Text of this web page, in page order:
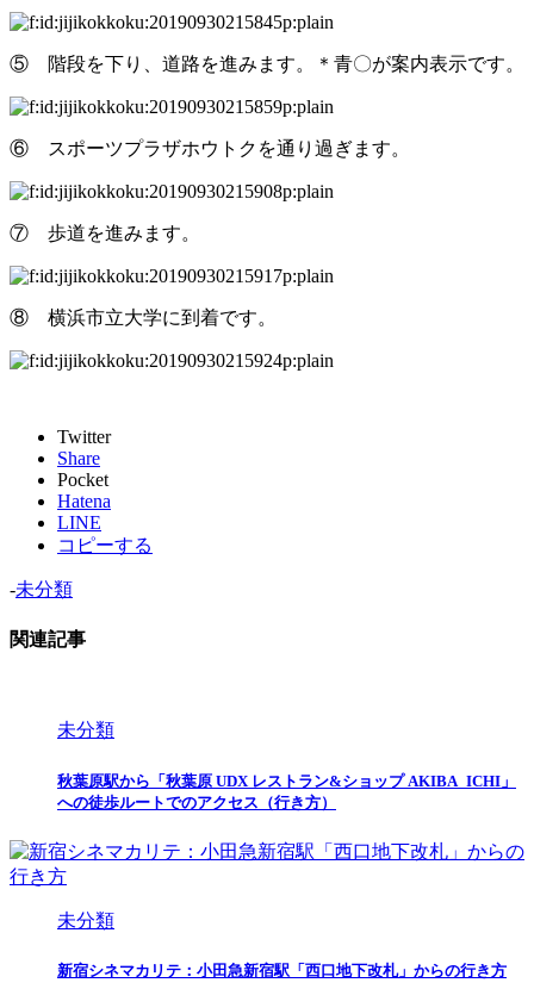
⑤ 階段を下り、道路を進みます。＊青〇が案内表示です。
⑥ スポーツプラザホウトクを通り過ぎます。
⑦ 歩道を進みます。
⑧ 横浜市立大学に到着です。
Twitter
Share
Pocket
Hatena
LINE
コピーする
-未分類
関連記事
未分類
秋葉原駅から「秋葉原 UDX レストラン&ショップ AKIBA_ICHI」
への徒歩ルートでのアクセス（行き方）
未分類
新宿シネマカリテ：小田急新宿駅「西口地下改札」からの行き方